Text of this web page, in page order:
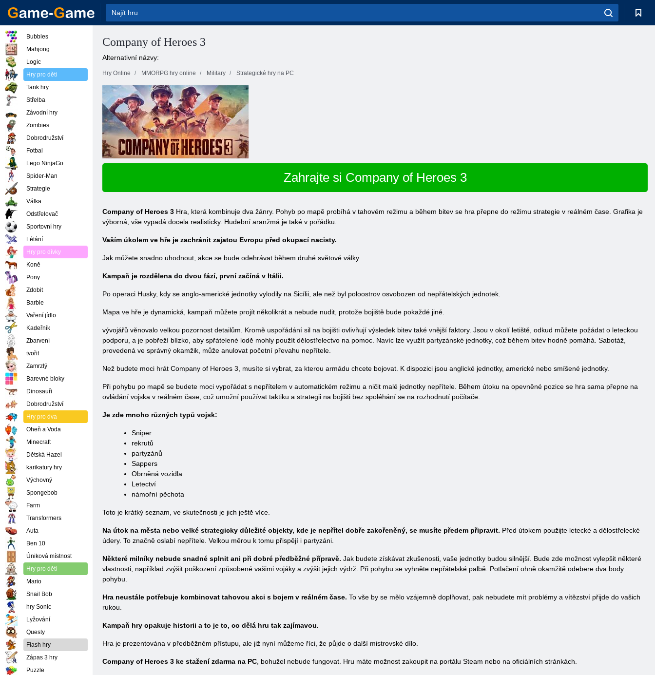
Company of Heroes 3
Alternativní názvy:
Hry Online MMORPG hry online Military Strategické hry na PC
Zahrajte si Company of Heroes 3
Company of Heroes 3 Hra, která kombinuje dva žánry. Pohyb po mapě probíhá v tahovém režimu a během bitev se hra přepne do režimu strategie v reálném čase. Grafika je
výborná, vše vypadá docela realisticky. Hudební aranžmá je také v pořádku.
Vaším úkolem ve hře je zachránit zajatou Evropu před okupací nacisty.
Jak můžete snadno uhodnout, akce se bude odehrávat během druhé světové války.
Kampaň je rozdělena do dvou fází, první začíná v Itálii.
Po operaci Husky, kdy se anglo-americké jednotky vylodily na Sicílii, ale než byl poloostrov osvobozen od nepřátelských jednotek.
Mapa ve hře je dynamická, kampaň můžete projít několikrát a nebude nudit, protože bojiště bude pokaždé jiné.
vývojářů věnovalo velkou pozornost detailům. Kromě uspořádání sil na bojišti ovlivňují výsledek bitev také vnější faktory. Jsou v okolí letiště, odkud můžete požádat o leteckou
podporu, a je pobřeží blízko, aby spřátelené lodě mohly použít dělostřelectvo na pomoc. Navíc lze využít partyzánské jednotky, což během bitev hodně pomáhá. Sabotáž,
provedená ve správný okamžik, může anulovat početní převahu nepřítele.
Než budete moci hrát Company of Heroes 3, musíte si vybrat, za kterou armádu chcete bojovat. K dispozici jsou anglické jednotky, americké nebo smíšené jednotky.
Při pohybu po mapě se budete moci vypořádat s nepřítelem v automatickém režimu a ničit malé jednotky nepřítele. Během útoku na opevněné pozice se hra sama přepne na
ovládání vojska v reálném čase, což umožní používat taktiku a strategii na bojišti bez spoléhání se na rozhodnutí počítače.
Je zde mnoho různých typů vojsk:
Sniper
rekrutů
partyzánů
Sappers
Obrněná vozidla
Letectví
námořní pěchota
Toto je krátký seznam, ve skutečnosti je jich ještě více.
Na útok na města nebo velké strategicky důležité objekty, kde je nepřítel dobře zakořeněný, se musíte předem připravit. Před útokem použijte letecké a dělostřelecké
údery. To značně oslabí nepřítele. Velkou měrou k tomu přispějí i partyzáni.
Některé milníky nebude snadné splnit ani při dobré předběžné přípravě. Jak budete získávat zkušenosti, vaše jednotky budou silnější. Bude zde možnost vylepšit některé
vlastnosti, například zvýšit poškození způsobené vašimi vojáky a zvýšit jejich výdrž. Při pohybu se vyhněte nepřátelské palbě. Potlačení ohně okamžitě odebere dva body
pohybu.
Hra neustále potřebuje kombinovat tahovou akci s bojem v reálném čase. To vše by se mělo vzájemně doplňovat, pak nebudete mít problémy a vítězství přijde do vašich
rukou.
Kampaň hry opakuje historii a to je to, co dělá hru tak zajímavou.
Hra je prezentována v předběžném přístupu, ale již nyní můžeme říci, že půjde o další mistrovské dílo.
Company of Heroes 3 ke stažení zdarma na PC , bohužel nebude fungovat. Hru máte možnost zakoupit na portálu Steam nebo na oficiálních stránkách.
Bubbles
Mahjong
Logic
Hry pro děti
Tank hry
Střelba
Závodní hry
Zombies
Dobrodružství
Fotbal
Lego NinjaGo
Spider-Man
Strategie
Válka
Odstřelovač
Sportovní hry
Létání
Hry pro dívky
Koně
Pony
Zdobit
Barbie
Vaření jídlo
Kadeřník
Zbarvení
tvořit
Zamrzlý
Barevné bloky
Dinosauři
Dobrodružství
Hry pro dva
Oheň a Voda
Minecraft
Dětská Hazel
karikatury hry
Výchovný
Spongebob
Farm
Transformers
Auta
Ben 10
Úniková místnost
Hry pro děti
Mario
Snail Bob
hry Sonic
Lyžování
Questy
Flash hry
Zápas 3 hry
Puzzle